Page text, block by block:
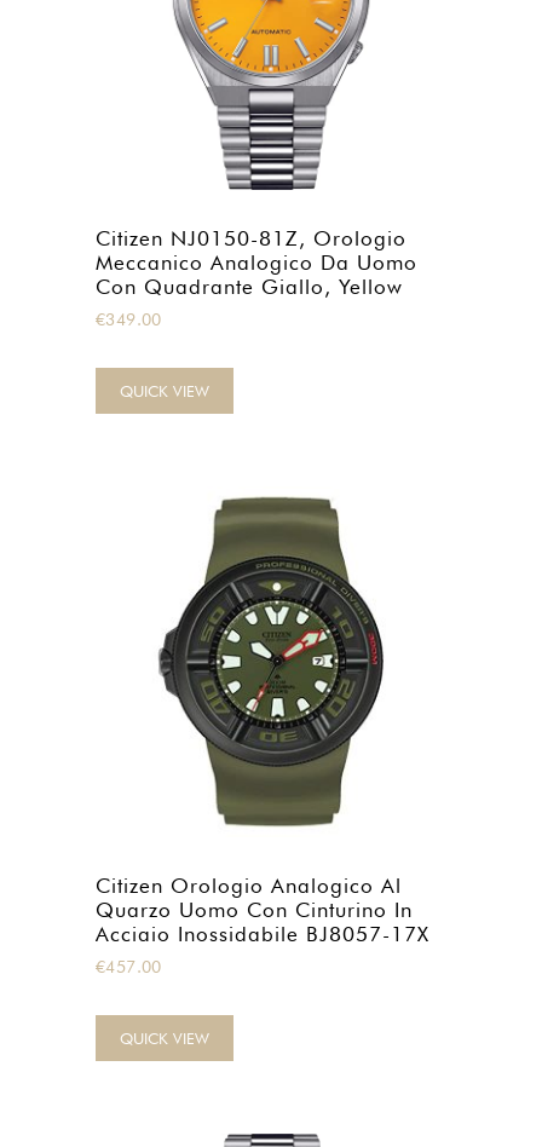
Citizen NJ0150-81Z, Orologio
Meccanico Analogico Da Uomo
Con Quadrante Giallo, Yellow
€349.00
QUICK VIEW
Citizen Orologio Analogico Al
Quarzo Uomo Con Cinturino In
Acciaio Inossidabile BJ8057-17X
€457.00
QUICK VIEW